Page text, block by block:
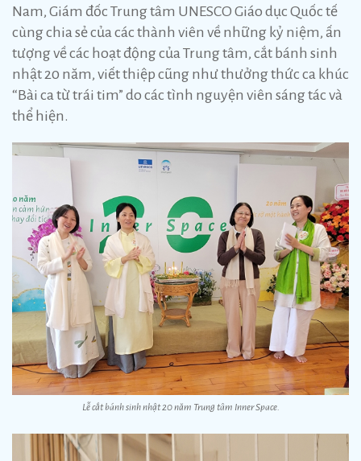
Nam, Giám đốc Trung tâm UNESCO Giáo dục Quốc tế
cùng chia sẻ của các thành viên về những kỷ niệm, ấn
tượng về các hoạt động của Trung tâm, cắt bánh sinh
nhật 20 năm, viết thiệp cũng như thưởng thức ca khúc
“Bài ca từ trái tim” do các tình nguyện viên sáng tác và
thể hiện.
Lễ cắt bánh sinh nhật 20 năm Trung tâm Inner Space.